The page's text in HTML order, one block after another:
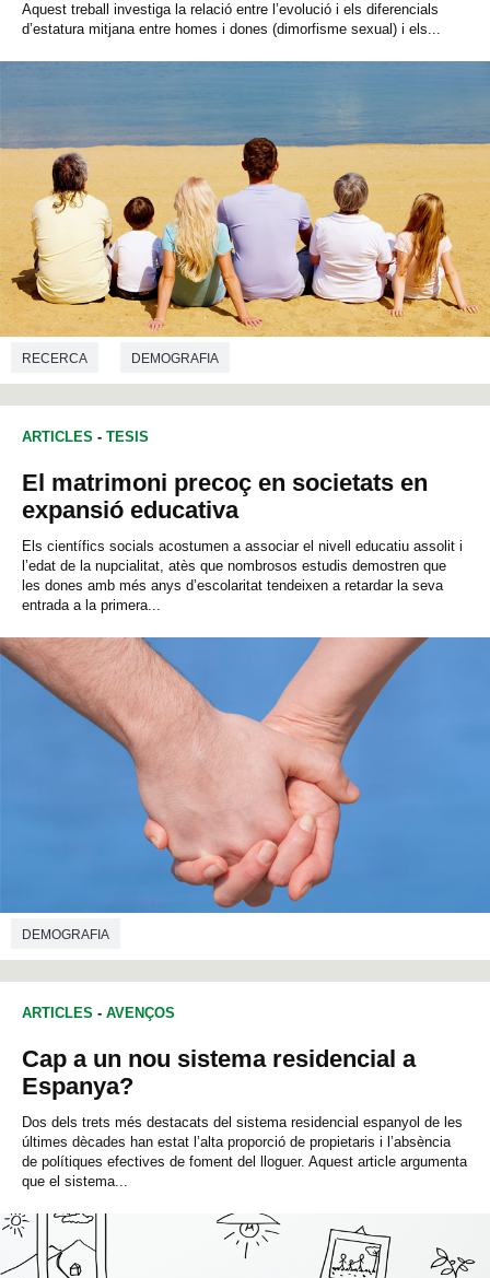
Aquest treball investiga la relació entre l’evolució i els diferencials
d’estatura mitjana entre homes i dones (dimorfisme sexual) i els...
RECERCA DEMOGRAFIA
ARTICLES - TESIS
El matrimoni precoç en societats en
expansió educativa
Els científics socials acostumen a associar el nivell educatiu assolit i
l’edat de la nupcialitat, atès que nombrosos estudis demostren que
les dones amb més anys d’escolaritat tendeixen a retardar la seva
entrada a la primera...
DEMOGRAFIA
ARTICLES - AVENÇOS
Cap a un nou sistema residencial a
Espanya?
Dos dels trets més destacats del sistema residencial espanyol de les
últimes dècades han estat l’alta proporció de propietaris i l’absència
de polítiques efectives de foment del lloguer. Aquest article argumenta
que el sistema...